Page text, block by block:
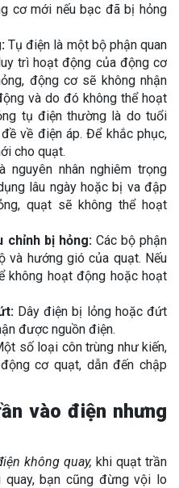
cơ mới nếu bạc đã bị hỏng
Tụ điện là một bộ phận quan
trì hoạt động của động cơ
động cơ sẽ không nhận
và do đó không thể hoạt
tụ điện thường là do tuổi
về điện áp. Để khắc phục,
cho quạt.
nguyên nhân nghiêm trọng
lâu ngày hoặc bị va đập
quạt sẽ không thể hoạt
chỉnh bị hỏng: Các bộ phận
và hướng gió của quạt. Nếu
không hoạt động hoặc hoạt
Dây điện bị lỏng hoặc đứt
được nguồn điện.
số loại côn trùng như kiến,
cơ quạt, dẫn đến chập
vào điện nhưng
không quay, khi quạt trần
bạn cũng đừng vội lo